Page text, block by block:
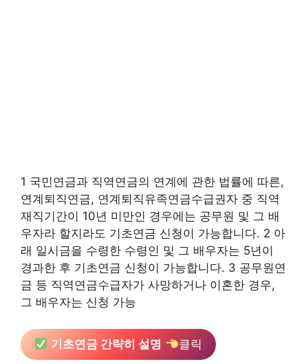
1 국민연금과 직역연금의 연계에 관한 법률에 따른,
연계퇴직연금, 연계퇴직유족연금수급권자 중 직역
재직기간이 10년 미만인 경우에는 공무원 및 그 배
우자라 할지라도 기초연금 신청이 가능합니다. 2 아
래 일시금을 수령한 수령인 및 그 배우자는 5년이
경과한 후 기초연금 신청이 가능합니다. 3 공무원연
금 등 직역연금수급자가 사망하거나 이혼한 경우,
그 배우자는 신청 가능
기초연금 간략히 설명 클릭